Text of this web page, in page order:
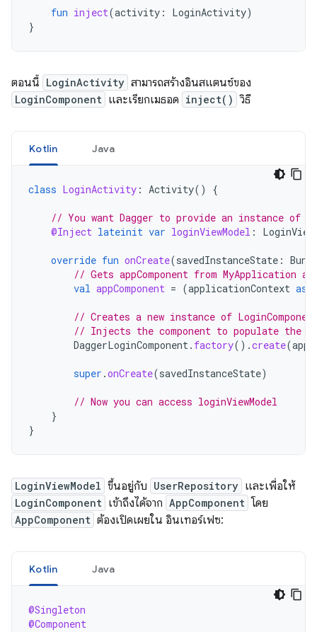
fun inject(activity : LoginActivity)
}
ตอนนี้ LoginActivity สามารถสร้างอินสแตนซ์ของ
LoginComponent และเรียกเมธอด inject() วิธี
Kotlin Java
class LoginActivity : Activity() {
// You want Dagger to provide an instance of
@Inject lateinit var loginViewModel :
override fun onCreate(savedInstanceState :
// Gets appComponent from MyApplication
val appComponent = (applicationContext as
// Creates a new instance of
// Injects the component to populate the
DaggerLoginComponent . factory().create(
super .onCreate(savedInstanceState)
// Now you can access loginViewModel
}
}
LoginViewModel ขึ้นอยู่กับ UserRepository และเพื่อให้
LoginComponent เข้าถึงได้จาก AppComponent โดย
AppComponent ต้องเปิดเผยใน อินเทอร์เฟซ:
Kotlin Java
@Singleton
@Component